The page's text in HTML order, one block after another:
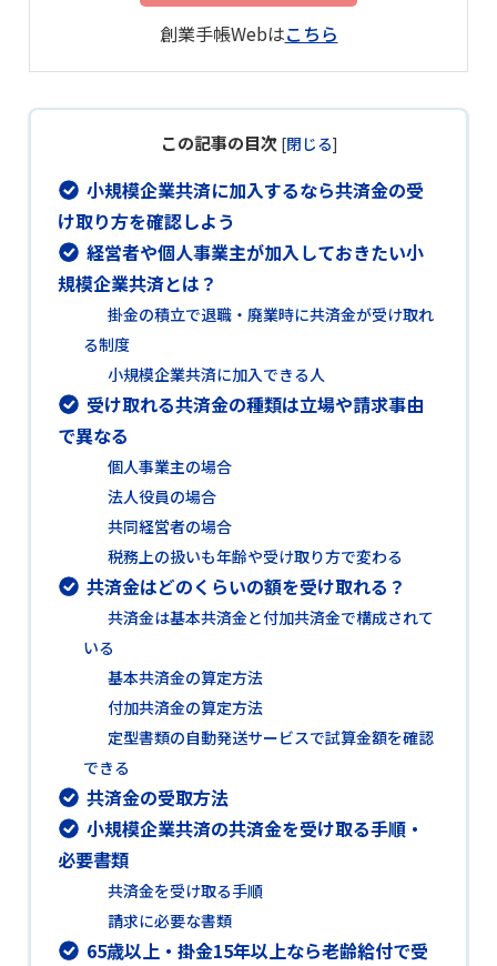
創業手帳Webはこちら
この記事の目次 [閉じる]
小規模企業共済に加入するなら共済金の受
け取り方を確認しよう
経営者や個人事業主が加入しておきたい小
規模企業共済とは？
掛金の積立で退職・廃業時に共済金が受け取れ
る制度
小規模企業共済に加入できる人
受け取れる共済金の種類は立場や請求事由
で異なる
個人事業主の場合
法人役員の場合
共同経営者の場合
税務上の扱いも年齢や受け取り方で変わる
共済金はどのくらいの額を受け取れる？
共済金は基本共済金と付加共済金で構成されて
いる
基本共済金の算定方法
付加共済金の算定方法
定型書類の自動発送サービスで試算金額を確認
できる
共済金の受取方法
小規模企業共済の共済金を受け取る手順・
必要書類
共済金を受け取る手順
請求に必要な書類
65歳以上・掛金15年以上なら老齢給付で受